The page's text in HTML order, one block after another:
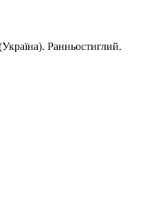
Ранньостиглий.